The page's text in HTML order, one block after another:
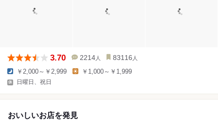
3.70 2214 人 83116 人
￥2,000～￥2,999 ￥1,000～￥1,999
日曜日、祝日
おいしいお店を発見